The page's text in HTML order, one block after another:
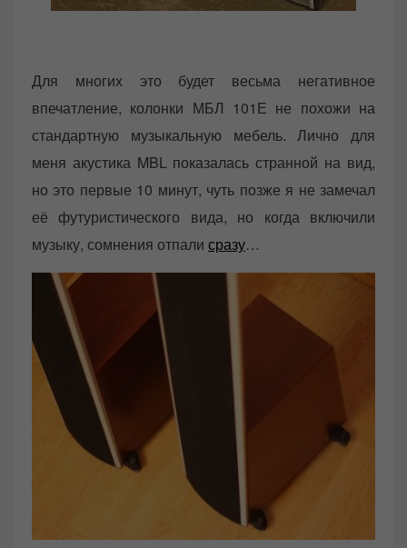
Для многих это будет весьма негативное
впечатление, колонки МБЛ 101Е не похожи на
стандартную музыкальную мебель. Лично для
меня акустика MBL показалась странной на вид,
но это первые 10 минут, чуть позже я не замечал
её футуристического вида, но когда включили
музыку, сомнения отпали сразу…